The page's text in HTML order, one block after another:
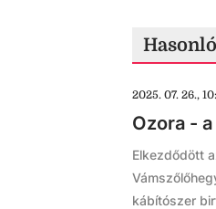
2025. 07. 26.,
Ozora -
Elkezdődött
kábítószer